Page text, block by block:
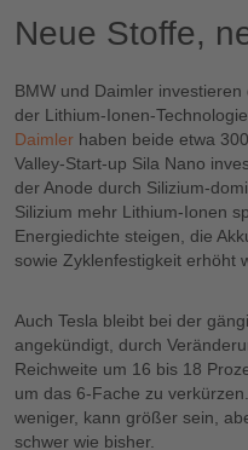
Neue Stoffe,
BMW und Daimler
der Lithium-Ionen-
Daimler haben beide etwa
Valley-Start-up Sila Nano
der Anode durch Silizium-
Silizium mehr Lithium-Ionen
Energiedichte steigen, die
sowie Zyklenfestigkeit erhöht
Auch Tesla bleibt bei der
angekündigt, durch
Reichweite um 16 bis 18
um das 6-Fache zu
weniger, kann größer sein,
schwer wie bisher.